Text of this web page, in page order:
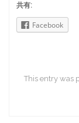
共有:
Facebook
This entry was